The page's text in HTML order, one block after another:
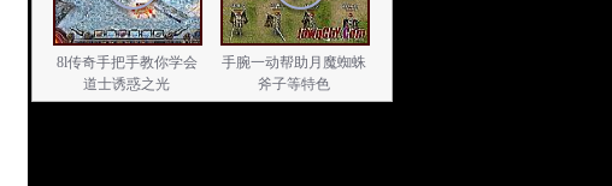
8l传奇手把手教你学会
道士诱惑之光
手腕一动帮助月魔蜘蛛
斧子等特色